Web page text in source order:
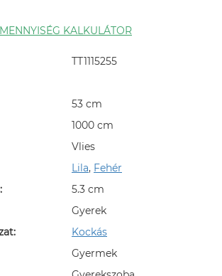
KALKULÁTOR
TT1115255
53 cm
1000 cm
Vlies
Lila, Fehér
5.3 cm
Gyerek
Kockás
Gyermek